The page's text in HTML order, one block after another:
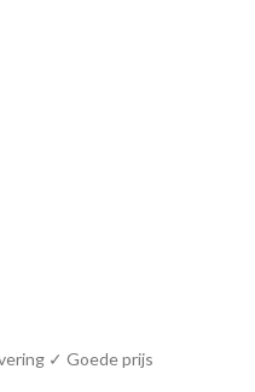
✓ Goede prijs